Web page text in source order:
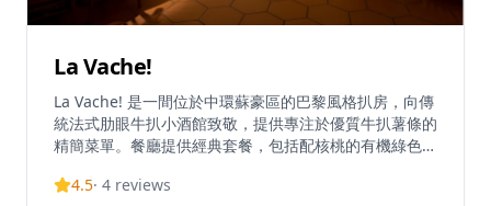
La Vache!
La Vache! 是一間位於中環蘇豪區的巴黎風格扒房，向傳
統法式肋眼牛扒小酒館致敬，提供專注於優質牛扒薯條的
精簡菜單。餐廳提供經典套餐，包括配核桃的有機綠色沙
製香草牛油醬，以及無限量手切法式薯條。牛扒油花豐
4.5· 4 reviews